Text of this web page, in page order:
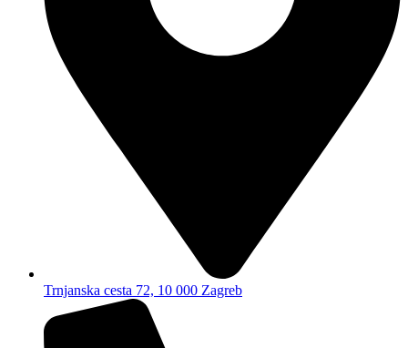
Trnjanska cesta 72, 10 000 Zagreb